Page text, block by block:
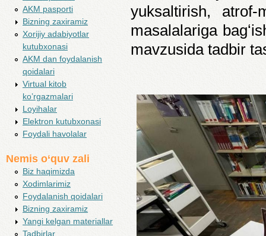
yuksaltirish,
masalalariga
mavzusida tadbir
AKM pasporti
Bizning zaxiramiz
Xorijiy adabiyotlar
kutubxonasi
AKM dan foydalanish
qoidalari
Virtual kitob
ko’rgazmalari
Loyihalar
Elektron kutubxonasi
Foydali havolalar
Nemis o‘quv zali
Biz haqimizda
Xodimlarimiz
Foydalanish qoidalari
Bizning zaxiramiz
Yangi kelgan materiallar
Tadbirlar